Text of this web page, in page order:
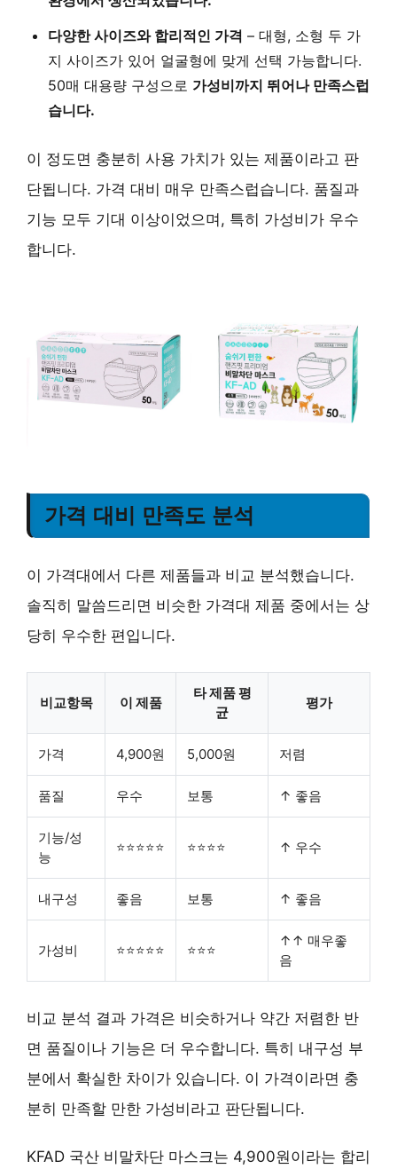
다양한 사이즈와 합리적인 가격 – 대형, 소형 두 가
지 사이즈가 있어 얼굴형에 맞게 선택 가능합니다.
50매 대용량 구성으로 가성비까지 뛰어나 만족스럽
습니다.
이 정도면 충분히 사용 가치가 있는 제품이라고 판
단됩니다. 가격 대비 매우 만족스럽습니다. 품질과
기능 모두 기대 이상이었으며, 특히 가성비가 우수
합니다.
가격 대비 만족도 분석
이 가격대에서 다른 제품들과 비교 분석했습니다.
솔직히 말씀드리면 비슷한 가격대 제품 중에서는 상
당히 우수한 편입니다.
비교항목 이 제품
타 제품 평
균
평가
가격 4,900원 5,000원 저렴
품질 우수 보통 ↑ 좋음
기능/성
능
⭐⭐⭐⭐⭐ ⭐⭐⭐⭐ ↑ 우수
내구성 좋음 보통 ↑ 좋음
가성비 ⭐⭐⭐⭐⭐ ⭐⭐⭐
↑↑ 매우좋
음
비교 분석 결과 가격은 비슷하거나 약간 저렴한 반
면 품질이나 기능은 더 우수합니다. 특히 내구성 부
분에서 확실한 차이가 있습니다. 이 가격이라면 충
분히 만족할 만한 가성비라고 판단됩니다.
KFAD 국산 비말차단 마스크는 4,900원이라는 합리